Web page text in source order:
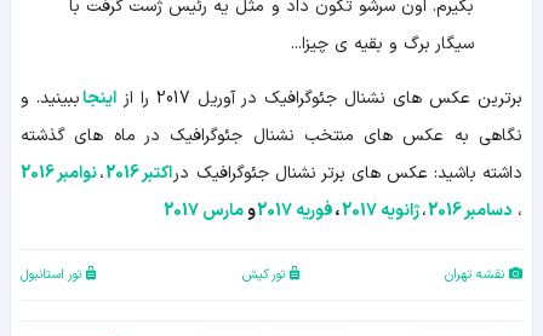
بگیرم. اون سرشو تکون داد و مثل یه رئیس ژست گرفت با
سیگار برگ و بقیه ی چیزا...
برترین عکس های نشنال جئوگرافیک در آوریل 2017 را از اینجاببینید. و
نگاهی به عکس های منتخب نشنال جئوگرافیک در ماه های گذشته
داشته باشید: عکس های برتر نشنال جئوگرافیک دراکتبر 2016 ،نوامبر 2016
، دسامبر 2016 ،ژانویه 2017 ،فوریه 2017 ومارس 2017
نقشه تهران تور کیش تور استانبول